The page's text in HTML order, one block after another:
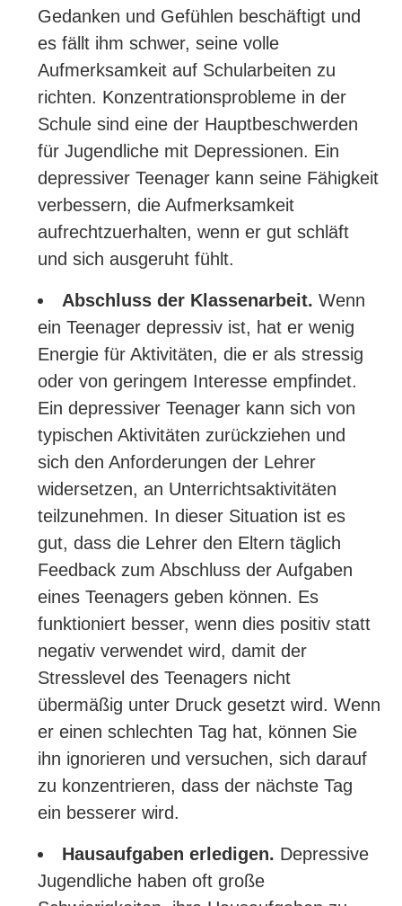
Gedanken und Gefühlen beschäftigt und
es fällt ihm schwer, seine volle
Aufmerksamkeit auf Schularbeiten zu
richten. Konzentrationsprobleme in der
Schule sind eine der Hauptbeschwerden
für Jugendliche mit Depressionen. Ein
depressiver Teenager kann seine Fähigkeit
verbessern, die Aufmerksamkeit
aufrechtzuerhalten, wenn er gut schläft
und sich ausgeruht fühlt.
Abschluss der Klassenarbeit. Wenn
ein Teenager depressiv ist, hat er wenig
Energie für Aktivitäten, die er als stressig
oder von geringem Interesse empfindet.
Ein depressiver Teenager kann sich von
typischen Aktivitäten zurückziehen und
sich den Anforderungen der Lehrer
widersetzen, an Unterrichtsaktivitäten
teilzunehmen. In dieser Situation ist es
gut, dass die Lehrer den Eltern täglich
Feedback zum Abschluss der Aufgaben
eines Teenagers geben können. Es
funktioniert besser, wenn dies positiv statt
negativ verwendet wird, damit der
Stresslevel des Teenagers nicht
übermäßig unter Druck gesetzt wird. Wenn
er einen schlechten Tag hat, können Sie
ihn ignorieren und versuchen, sich darauf
zu konzentrieren, dass der nächste Tag
ein besserer wird.
Hausaufgaben erledigen. Depressive
Jugendliche haben oft große